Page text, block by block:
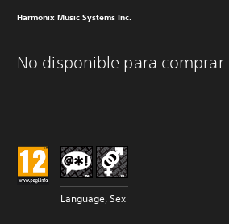
Harmonix Music Systems Inc.
No disponible para comprar
Language, Sex